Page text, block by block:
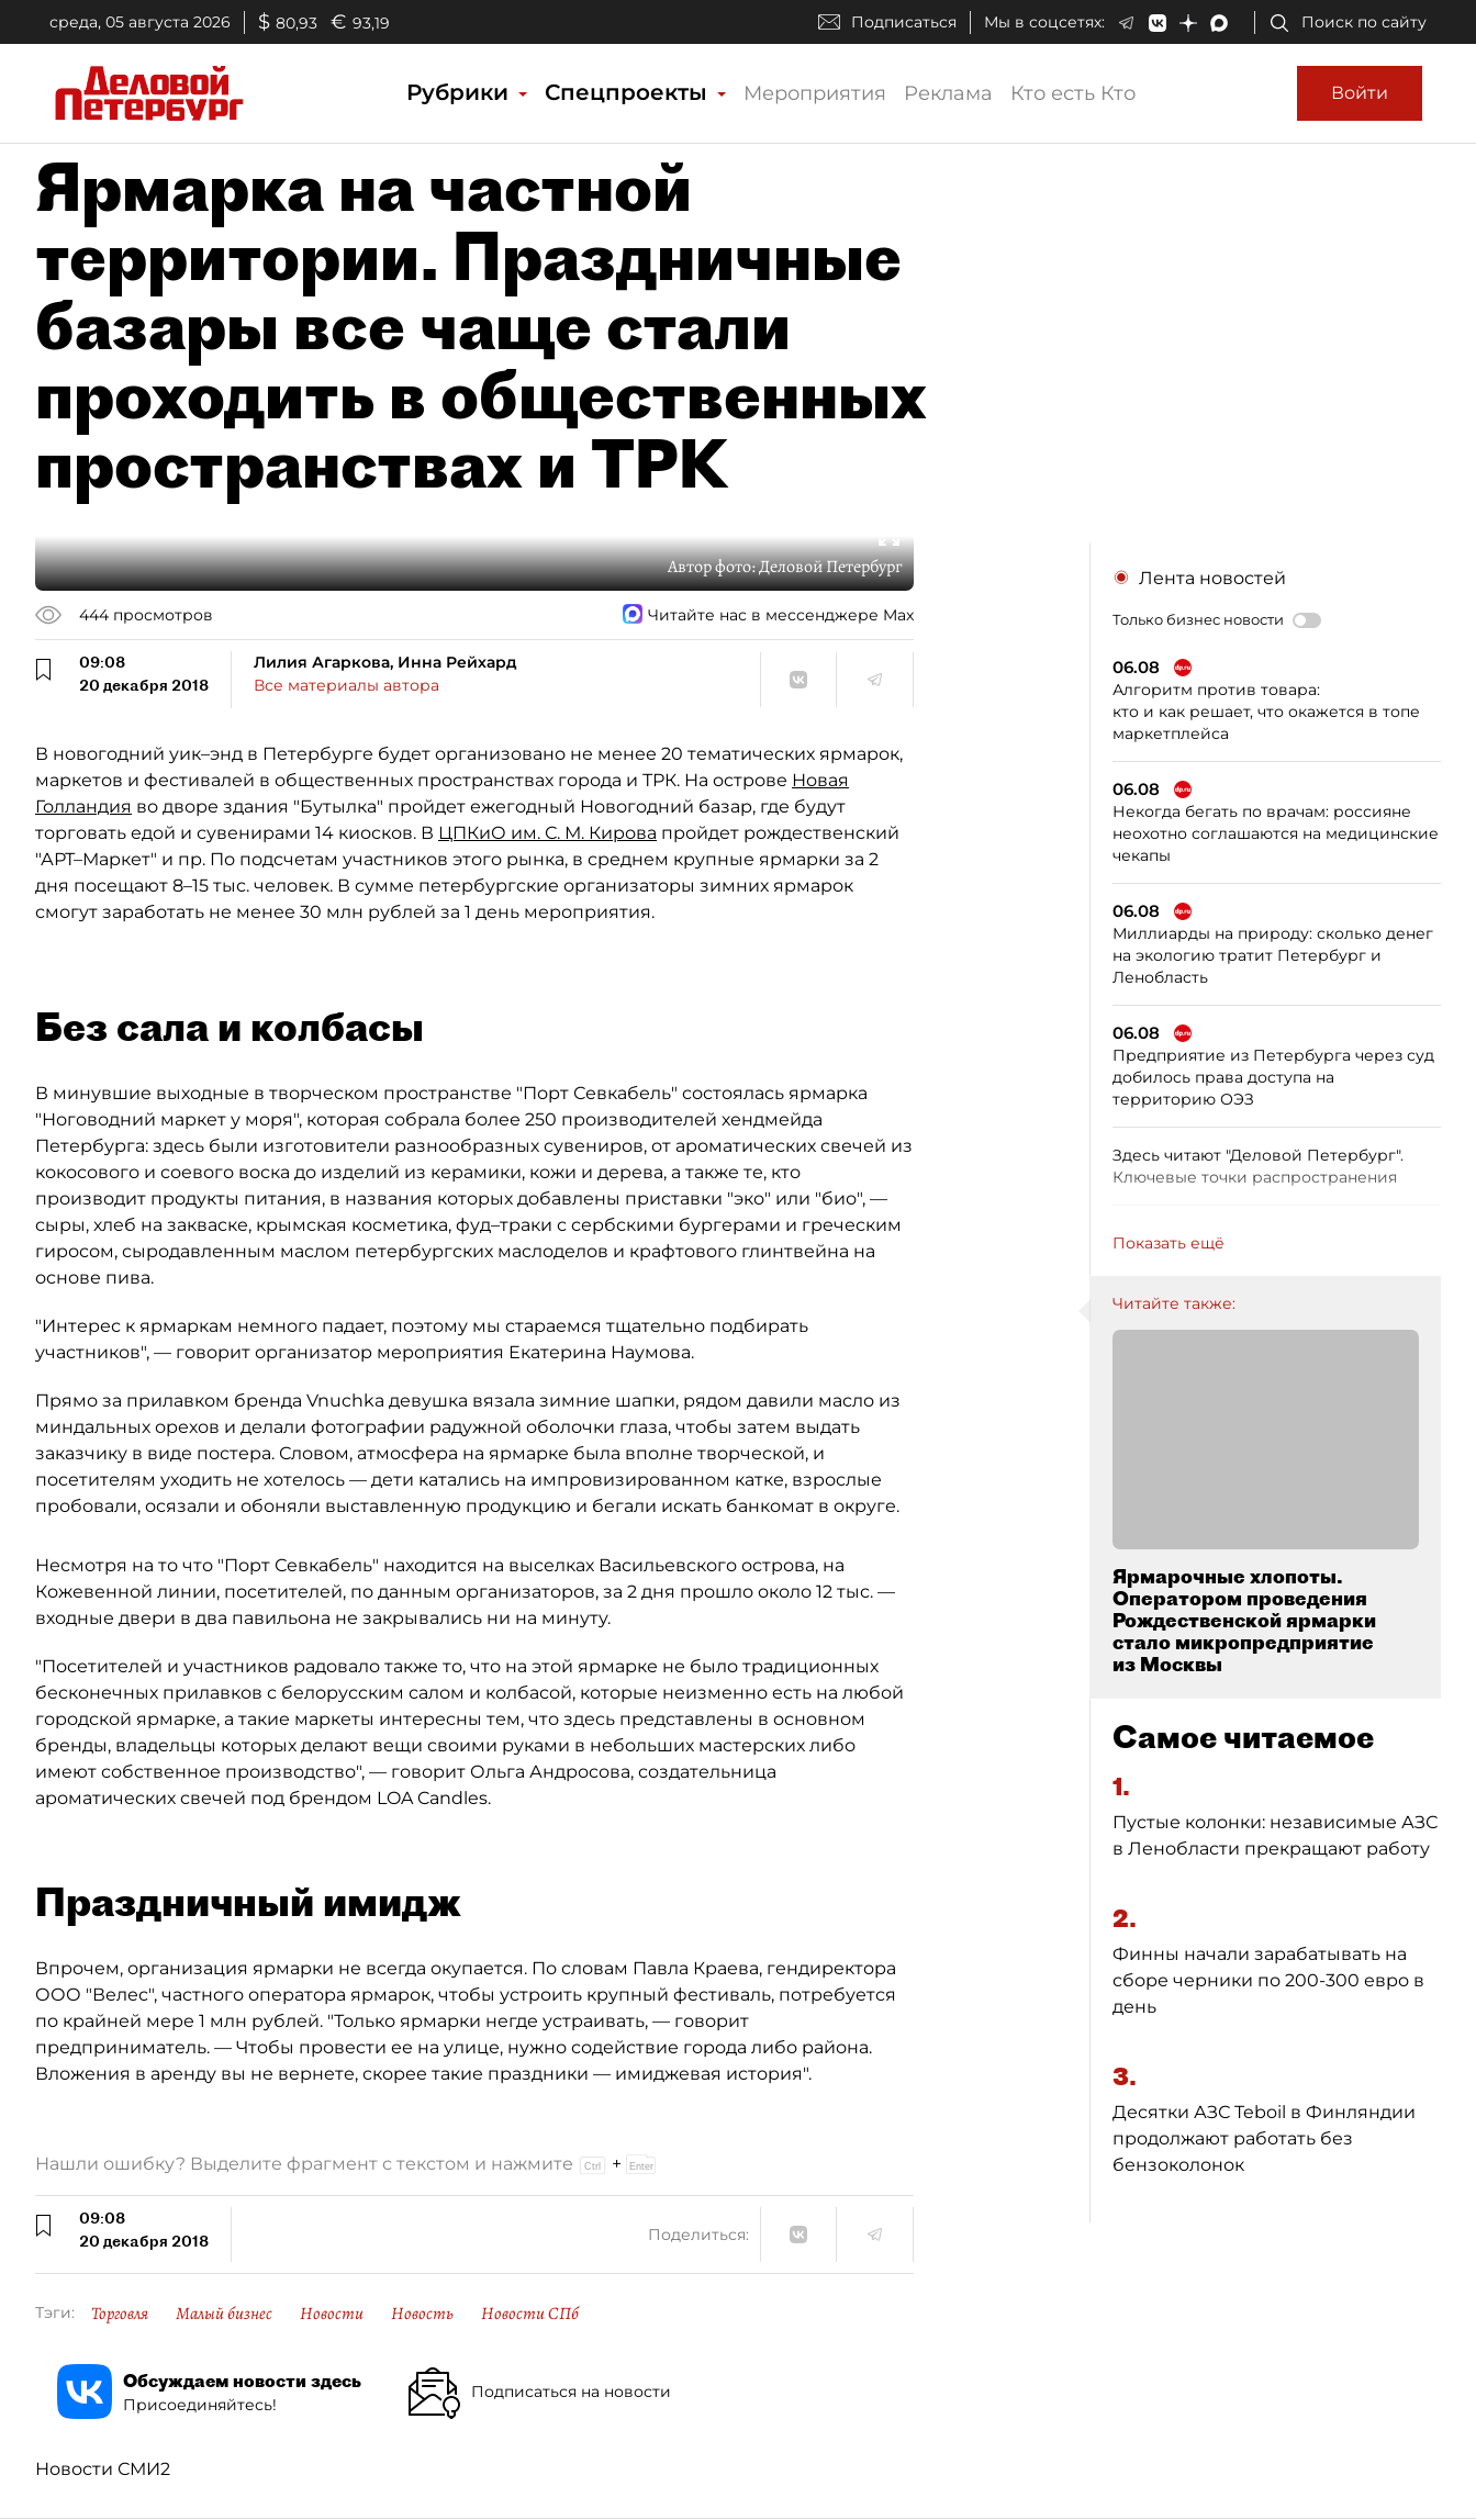
среда, 05 августа 2026 $ 80,93 € 93,19 Подписаться Мы в соцсетях: Поиск по сайту
Рубрики Спецпроекты Мероприятия Реклама Кто есть Кто Войти
Ярмарка на частной
территории. Праздничные
базары все чаще стали
проходить в общественных
пространствах и ТРК
Автор фото:Деловой Петербург
444 просмотров Читайте нас в мессенджере Max
09:08
20 декабря 2018
Лилия Агаркова, Инна Рейхард
Все материалы автора
В новогодний уик–энд в Петербурге будет организовано не менее 20 тематических ярмарок,
маркетов и фестивалей в общественных пространствах города и ТРК. На острове Новая
Голландия во дворе здания "Бутылка" пройдет ежегодный Новогодний базар, где будут
торговать едой и сувенирами 14 киосков. В ЦПКиО им. С. М. Кирова пройдет рождественский
"АРТ–Маркет" и пр. По подсчетам участников этого рынка, в среднем крупные ярмарки за 2
дня посещают 8–15 тыс. человек. В сумме петербургские организаторы зимних ярмарок
смогут заработать не менее 30 млн рублей за 1 день мероприятия.
Без сала и колбасы
В минувшие выходные в творческом пространстве "Порт Севкабель" состоялась ярмарка
"Ноговодний маркет у моря", которая собрала более 250 производителей хендмейда
Петербурга: здесь были изготовители разнообразных сувениров, от ароматических свечей из
кокосового и соевого воска до изделий из керамики, кожи и дерева, а также те, кто
производит продукты питания, в названия которых добавлены приставки "эко" или "био", —
сыры, хлеб на закваске, крымская косметика, фуд–траки с сербскими бургерами и греческим
гиросом, сыродавленным маслом петербургских маслоделов и крафтового глинтвейна на
основе пива.
"Интерес к ярмаркам немного падает, поэтому мы стараемся тщательно подбирать
участников", — говорит организатор мероприятия Екатерина Наумова.
Прямо за прилавком бренда Vnuchka девушка вязала зимние шапки, рядом давили масло из
миндальных орехов и делали фотографии радужной оболочки глаза, чтобы затем выдать
заказчику в виде постера. Словом, атмосфера на ярмарке была вполне творческой, и
посетителям уходить не хотелось — дети катались на импровизированном катке, взрослые
пробовали, осязали и обоняли выставленную продукцию и бегали искать банкомат в округе.
Несмотря на то что "Порт Севкабель" находится на выселках Васильевского острова, на
Кожевенной линии, посетителей, по данным организаторов, за 2 дня прошло около 12 тыс. —
входные двери в два павильона не закрывались ни на минуту.
"Посетителей и участников радовало также то, что на этой ярмарке не было традиционных
бесконечных прилавков с белорусским салом и колбасой, которые неизменно есть на любой
городской ярмарке, а такие маркеты интересны тем, что здесь представлены в основном
бренды, владельцы которых делают вещи своими руками в небольших мастерских либо
имеют собственное производство", — говорит Ольга Андросова, создательница
ароматических свечей под брендом LOA Candles.
Праздничный имидж
Впрочем, организация ярмарки не всегда окупается. По словам Павла Краева, гендиректора
ООО "Велес", частного оператора ярмарок, чтобы устроить крупный фестиваль, потребуется
по крайней мере 1 млн рублей. "Только ярмарки негде устраивать, — говорит
предприниматель. — Чтобы провести ее на улице, нужно содействие города либо района.
Вложения в аренду вы не вернете, скорее такие праздники — имиджевая история".
Лента новостей
Только бизнес новости
06.08
Алгоритм против товара:
кто и как решает, что окажется в топе
маркетплейса
06.08
Некогда бегать по врачам: россияне
неохотно соглашаются на медицинские
чекапы
06.08
Миллиарды на природу: сколько денег
на экологию тратит Петербург и
Ленобласть
06.08
Предприятие из Петербурга через суд
добилось права доступа на
территорию ОЭЗ
Здесь читают "Деловой Петербург".
Ключевые точки распространения
Показать ещё
Читайте также:
Ярмарочные хлопоты.
Оператором проведения
Рождественской ярмарки
стало микропредприятие
из Москвы
Самое читаемое
1.
Пустые колонки: независимые АЗС
в Ленобласти прекращают работу
2.
Финны начали зарабатывать на
сборе черники по 200-300 евро в
день
3.
Десятки АЗС Teboil в Финляндии
продолжают работать без
бензоколонок
Нашли ошибку? Выделите фрагмент с текстом и нажмите +
09:08
20 декабря 2018
Поделиться:
Тэги: Торговля Малый бизнес Новости Новость Новости СПб
Обсуждаем новости здесь
Присоединяйтесь!
Подписаться на новости
Новости СМИ2